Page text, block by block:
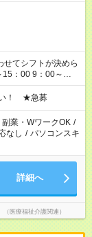
：00 9：00～
※法令に基づき、
時間・短期間の就
い！ ★急募
副業・WワークOK /
なし / パソコンスキ
詳細へ
医療福祉介護関連）